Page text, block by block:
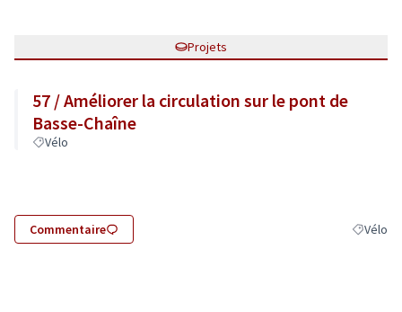
Projets
57 / Améliorer la circulation sur le pont de
Basse-Chaîne
Vélo
Commentaire Filtrer
Vélo